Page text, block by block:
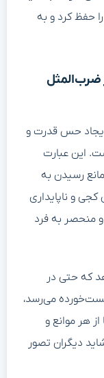
حفظ کرد و به
ضرب‌المثل
ایجاد حس قدرت و
این عبارت
رسیدن به
و ناپایداری
منحصر به فرد
که حتی در
می‌رسد،
هر موانع و
دیگران تصور